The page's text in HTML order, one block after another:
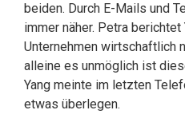
beiden. Durch E-Mails und
immer näher. Petra
Unternehmen wirtschaftlich
alleine es unmöglich ist
Yang meinte im letzten
etwas überlegen.